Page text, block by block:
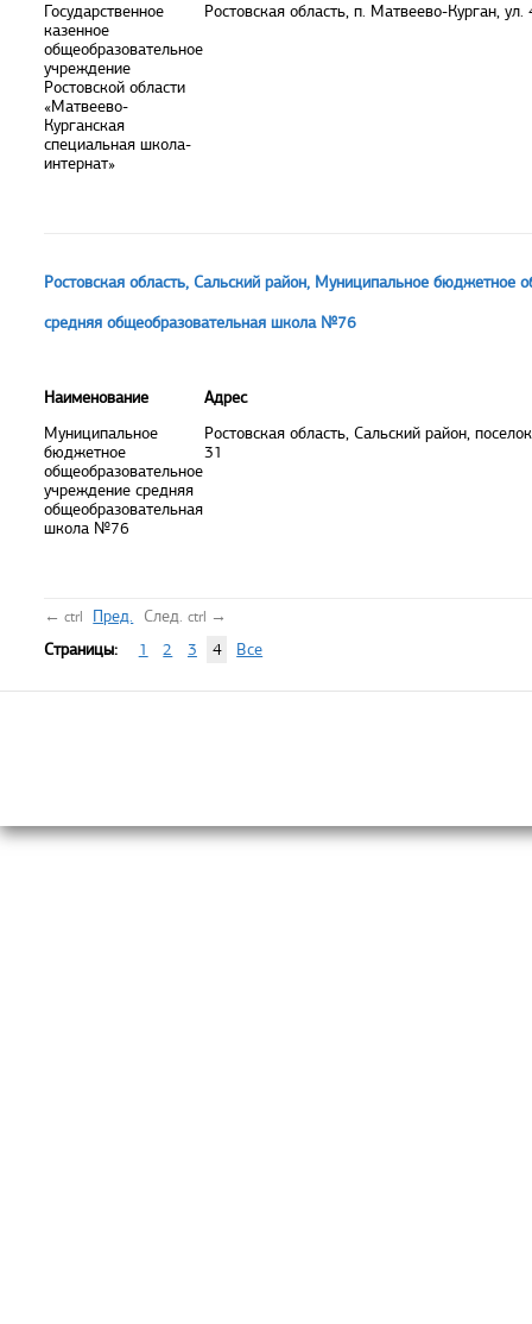
Государственное
казенное
общеобразовательное
учреждение
Ростовской области
«Матвеево-
Курганская
специальная школа-
интернат»
Ростовская область, п. Матвеево-Курган,
Ростовская область, Сальский район, Муниципальное бюджетное
средняя общеобразовательная школа №76
Наименование
Муниципальное
бюджетное
общеобразовательное
учреждение средняя
общеобразовательная
школа №76
Адрес
Ростовская область, Сальский район,
31
← ctrl Пред. След. ctrl →
Страницы: 1 2 3 4 Все